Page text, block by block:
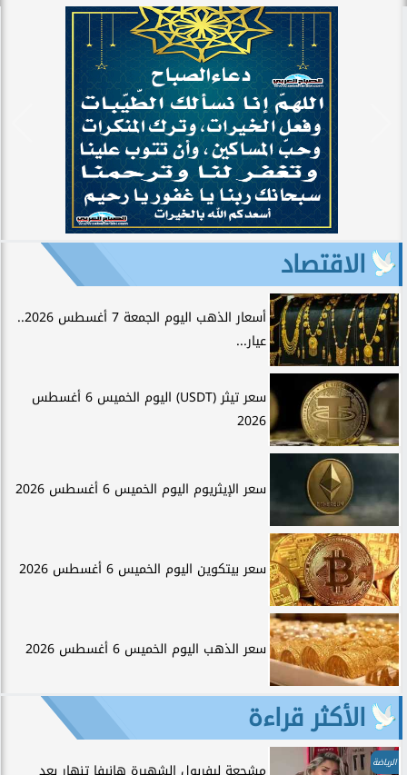
الاقتصاد
أسعار الذهب اليوم الجمعة 7 أغسطس 2026..
عيار...
سعر تيثر (USDT) اليوم الخميس 6 أغسطس
2026
سعر الإيثريوم اليوم الخميس 6 أغسطس 2026
سعر بيتكوين اليوم الخميس 6 أغسطس 2026
سعر الذهب اليوم الخميس 6 أغسطس 2026
الأكثر قراءة
الرياضة